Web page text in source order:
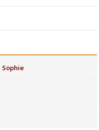
Sophie